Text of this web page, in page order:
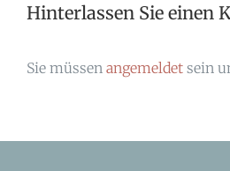
Hinterlassen Sie einen
Sie müssen angemeldet sein